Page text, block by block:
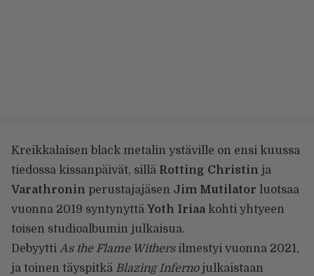
Kreikkalaisen black metalin ystäville on ensi kuussa
tiedossa kissanpäivät, sillä Rotting Christin ja
Varathronin perustajajäsen Jim Mutilator luotsaa
vuonna 2019 syntynyttä Yoth Iriaakohti yhtyeen
toisen studioalbumin julkaisua.
Debyytti As the Flame Withersilmestyi vuonna 2021,
ja toinen täyspitkä Blazing Infernojulkaistaan